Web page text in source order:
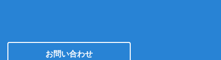
お問い合わせ